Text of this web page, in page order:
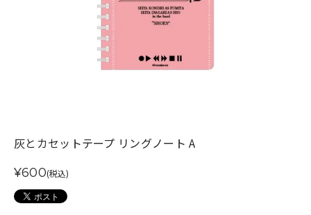
灰とカセットテープ リングノート A
¥600(税込)